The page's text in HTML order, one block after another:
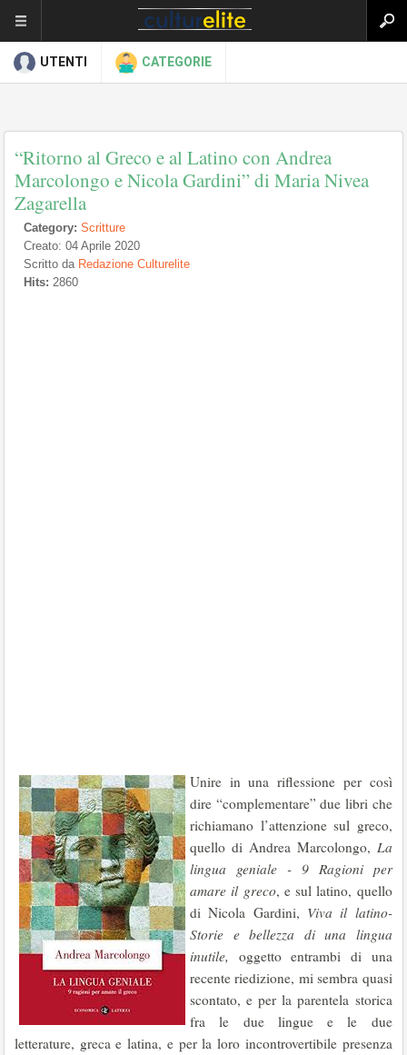
UTENTI CATEGORIE
“Ritorno al Greco e al Latino con Andrea
Marcolongo e Nicola Gardini” di Maria Nivea
Zagarella
Category: Scritture
Creato: 04 Aprile 2020
Scritto da Redazione Culturelite
Hits: 2860
Unire in una riflessione per così
dire “complementare” due libri che
richiamano l’attenzione sul greco,
quello di Andrea Marcolongo, La
lingua geniale - 9 Ragioni per
amare il greco, e sul latino, quello
di Nicola Gardini, Viva il latino-
Storie e bellezza di una lingua
inutile, oggetto entrambi di una
recente riedizione, mi sembra quasi
scontato, e per la parentela storica
fra le due lingue e le due
letterature, greca e latina, e per la loro incontrovertibile presenza